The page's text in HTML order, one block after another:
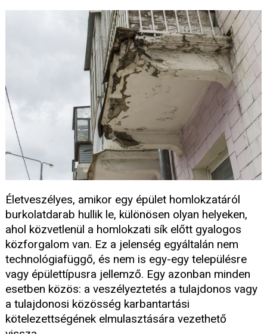
Életveszélyes, amikor egy épület homlokzatáról
burkolatdarab hullik le, különösen olyan helyeken,
ahol közvetlenül a homlokzati sík előtt gyalogos
közforgalom van. Ez a jelenség egyáltalán nem
technológiafüggő, és nem is egy-egy településre
vagy épülettípusra jellemző. Egy azonban minden
esetben közös: a veszélyeztetés a tulajdonos vagy
a tulajdonosi közösség karbantartási
kötelezettségének elmulasztására vezethető